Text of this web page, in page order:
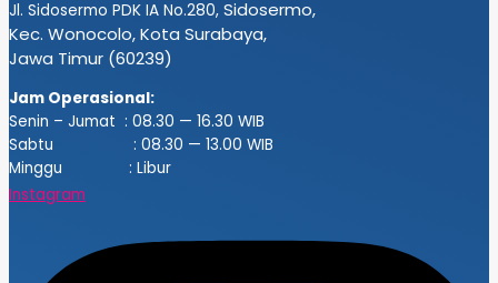
Jl. Sidosermo PDK IA No.280, Sidosermo,
Kec. Wonocolo, Kota Surabaya,
Jawa Timur (60239)
Jam Operasional:
Senin – Jumat : 08.30 — 16.30 WIB
Sabtu : 08.30 — 13.00 WIB
Minggu : Libur
Instagram